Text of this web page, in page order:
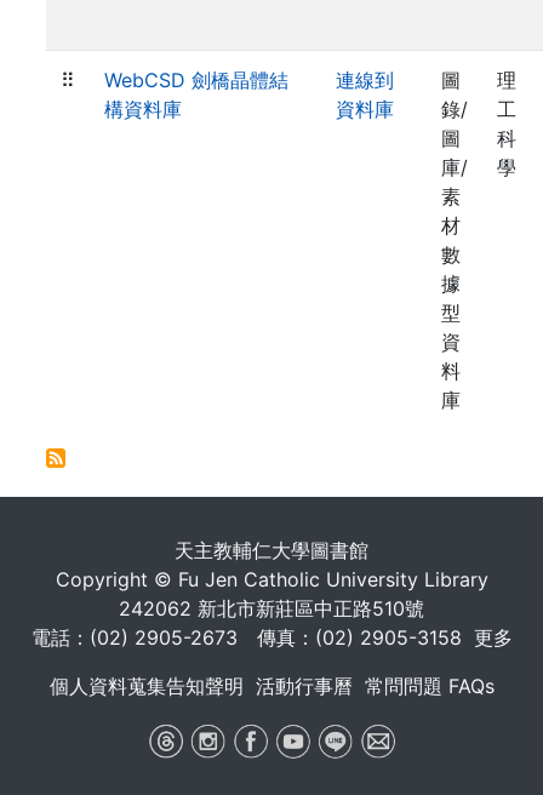
⠿
WebCSD 劍橋晶體結
構資料庫
連線到
資料庫
圖
錄/
圖
庫/
素
材
數
據
型
資
料
庫
理
工
科
學
天主教輔仁大學圖書館
Copyright © Fu Jen Catholic University Library
242062 新北市新莊區中正路510號
電話：(02) 2905-2673 傳真：(02) 2905-3158 更多
個人資料蒐集告知聲明 活動行事曆 常問問題 FAQs